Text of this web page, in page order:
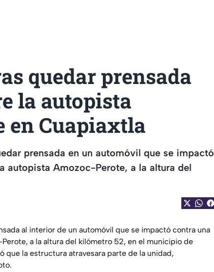
quedar prensada
la autopista
en Cuapiaxtla
prensada en un automóvil que se impactó
autopista Amozoc-Perote, a la altura del
al interior de un automóvil que se impactó contra una
a la altura del kilómetro 52, en el municipio de
que la estructura atravesara parte de la unidad,